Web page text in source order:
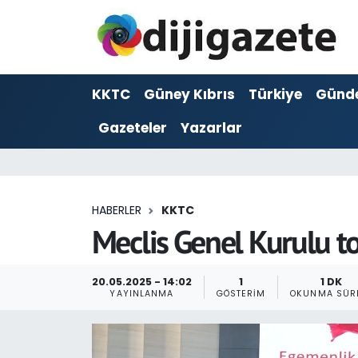
KKTC Güney Kıbrıs Türkiye
Gazeteler
Yazarlar
HABERLER KKTC
Meclis Genel Kurulu
20.05.2025 - 14:02
YAYINLANMA
1
GÖSTERIM
1 DK
OKUNMA
ADVERTORIAL
Dijigazete
Hava Durumu
Trafik Durumu